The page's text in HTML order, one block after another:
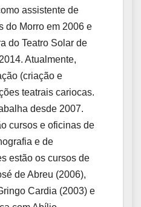
assistente de
do Morro em 2006 e
do Teatro Solar de
Atualmente,
(criação e
teatrais cariocas.
desde 2007.
cursos e oficinas de
e de
estão os cursos de
de Abreu (2006),
Cardia (2003) e